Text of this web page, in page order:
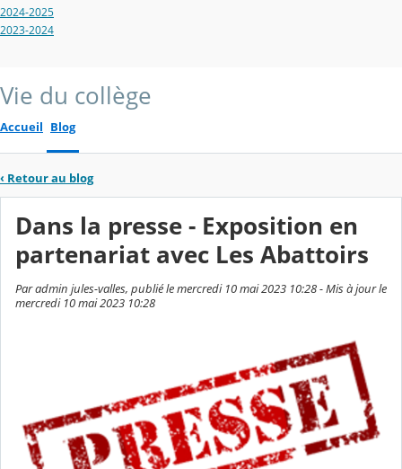
2024-2025
2023-2024
Vie du collège
Accueil Blog
‹ Retour au blog
Dans la presse - Exposition en
partenariat avec Les Abattoirs
Par admin jules-valles, publié le mercredi 10 mai 2023 10:28 - Mis à jour le
mercredi 10 mai 2023 10:28